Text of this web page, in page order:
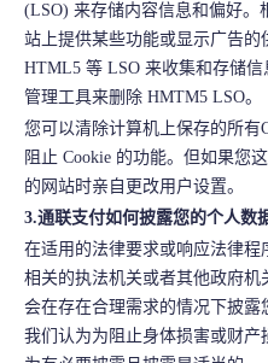
(LSO) 来存储内容信息和偏好。
站上提供某些功能或显示广告的
HTML5 等 LSO 来收集和存储
管理工具来删除 HMTM5 LSO。
您可以清除计算机上保存的所有
阻止 Cookie 的功能。但如果您
的网站时亲自更改用户设置。
3.通联支付如何披露您的个人数
在适用的法律要求或响应法律
相关的执法机关或者其他政府
会在存在合理需求的情况下披
我们认为为阻止身体损害或财